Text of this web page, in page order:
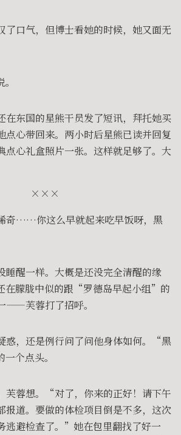
了口气，但博士看她的时候，她又面无
在东国的星熊干员发了短讯，拜托她买
点心带回来。两小时后星熊已读并回复
点心礼盒照片一张。这样就足够了。大
×××
奇……你这么早就起来吃早饭呀，黑
睡醒一样。大概是还没完全清醒的缘
朦胧中似的跟“罗德岛早起小组”的
——芙蓉打了招呼。
惑，还是例行问了问他身体如何。“黑
个点头。
芙蓉想。“对了，你来的正好！请下午
报道。要做的体检项目倒是不多，这次
逃避检查了。”她在包里翻找了好一